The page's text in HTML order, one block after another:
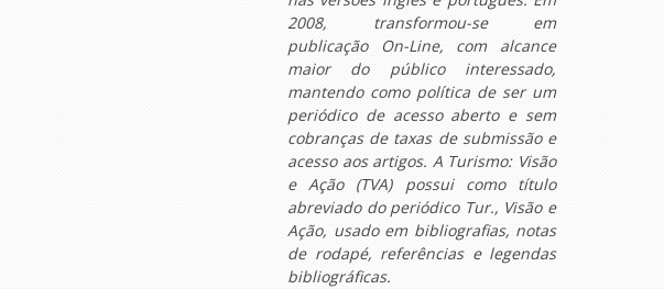
2008, transformou-se em
publicação On-Line, com alcance
maior do público interessado,
mantendo como política de ser um
periódico de acesso aberto e sem
cobranças de taxas de submissão e
acesso aos artigos. A Turismo: Visão
e Ação (TVA) possui como título
abreviado do periódico Tur., Visão e
Ação, usado em bibliografias, notas
de rodapé, referências e legendas
bibliográficas.